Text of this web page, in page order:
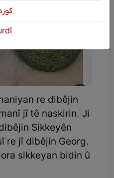
re dibêjin
jî tê naskirin. Ji
Sikkeyên
re jî dibêjin Georg.
sikkeyan bidin û